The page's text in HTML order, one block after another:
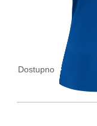
Dostupno